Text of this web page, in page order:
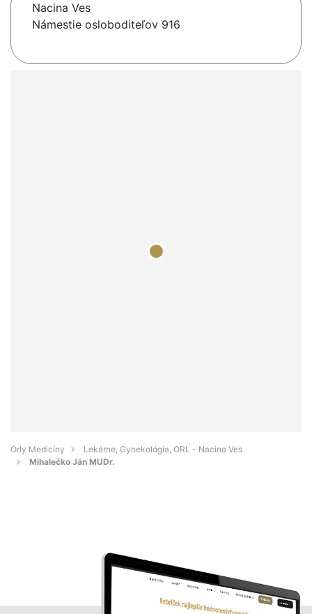
Nacina Ves
Námestie osloboditeľov 916
Orly Medicíny
Lekárne, Gynekológia, ORL - Nacina Ves
Mihalečko Ján MUDr.